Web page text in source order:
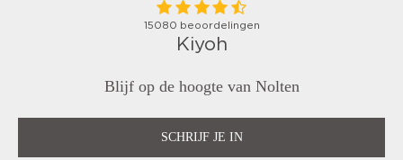
Blijf op de hoogte van Nolten
SCHRIJF JE IN